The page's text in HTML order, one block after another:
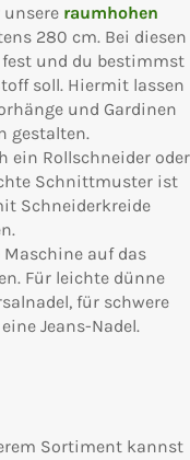
raumhohen
280 cm. Bei diesen
und du bestimmst
soll. Hiermit lassen
und Gardinen
gestalten.
ein Rollschneider oder
Schnittmuster ist
Schneiderkreide
auf das
Für leichte dünne
für schwere
Jeans-Nadel.
Sortiment kannst